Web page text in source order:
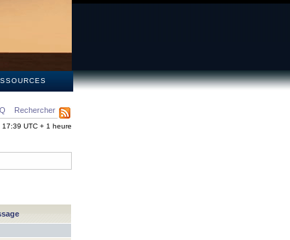
Rechercher
UTC + 1 heure